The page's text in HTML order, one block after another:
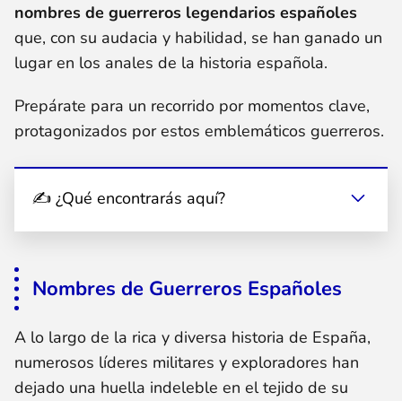
nombres de guerreros legendarios españoles
que, con su audacia y habilidad, se han ganado un
lugar en los anales de la historia española.
Prepárate para un recorrido por momentos clave,
protagonizados por estos emblemáticos guerreros.
✍ ¿Qué encontrarás aquí?
Nombres de Guerreros Españoles
A lo largo de la rica y diversa historia de España,
numerosos líderes militares y exploradores han
dejado una huella indeleble en el tejido de su